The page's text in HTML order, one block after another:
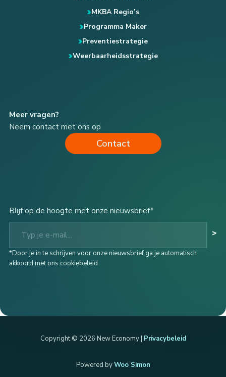
MKBA Regio’s
Programma Maker
Preventiestrategie
Weerbaarheidsstrategie
Meer vragen?
Neem contact met ons op
Contact
Blijf op de hoogte met onze nieuwsbrief*
Typ je e-mail...
>
*Door je in te schrijven voor onze nieuwsbrief ga je automatisch
akkoord met ons cookiebeleid
Copyright © 2026 New Economy | Privacybeleid
Powered byWoo Simon